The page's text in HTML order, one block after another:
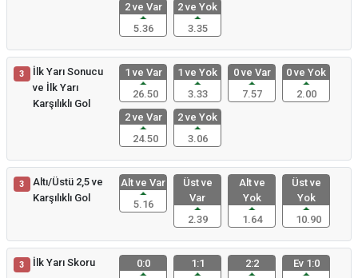
2 ve Var
5.36
2 ve Yok
3.35
3
İlk Yarı Sonucu
ve İlk Yarı
Karşılıklı Gol
1 ve Var
26.50
1 ve Yok
3.33
0 ve Var
7.57
0 ve Yok
2.00
2 ve Var
24.50
2 ve Yok
3.06
3
Altı/Üstü 2,5 ve
Karşılıklı Gol
Alt ve Var
5.16
Üst ve
Var
2.39
Alt ve
Yok
1.64
Üst ve
Yok
10.90
3 İlk Yarı Skoru
0:0
1:1
2:2
Ev 1:0